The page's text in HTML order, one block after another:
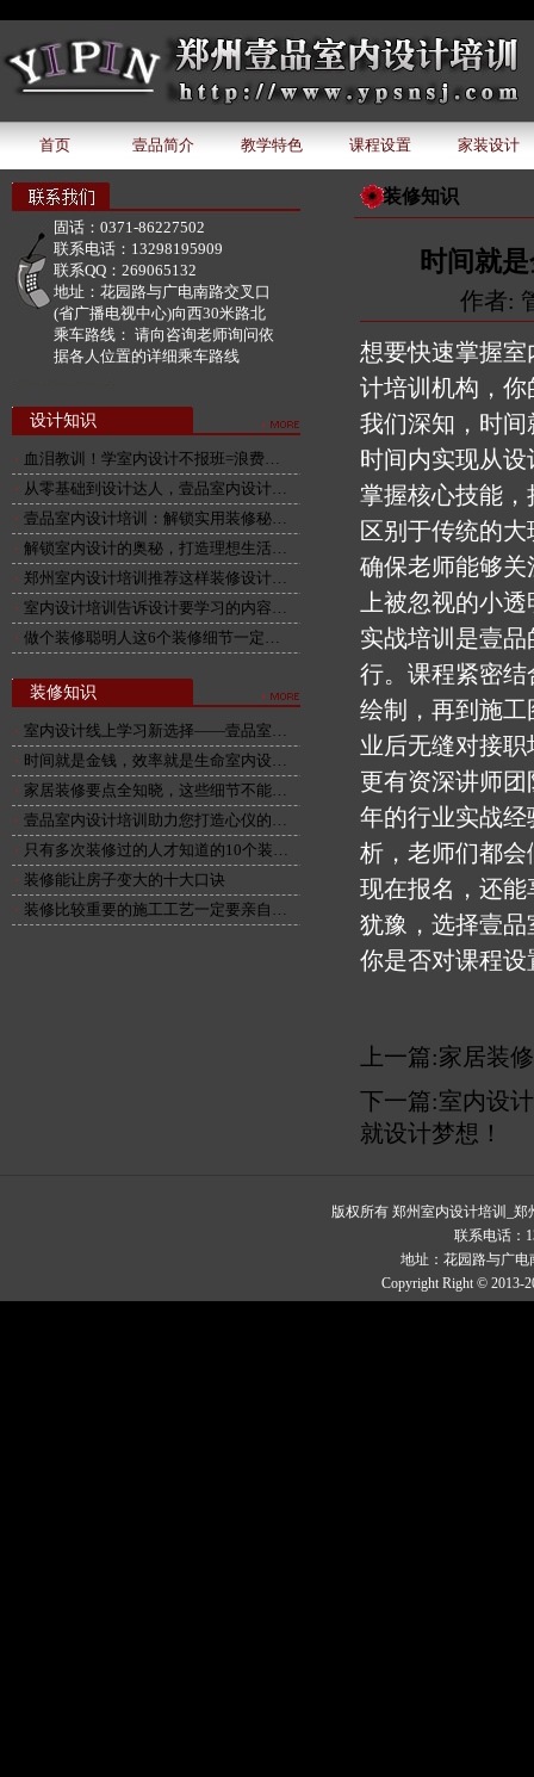
首页 壹品简介 教学特色 课程设置 家装设计
固话： 0371-86227502
联系电话： 13298195909
联系QQ： 269065132
地址： 花园路与广电南路交叉口
(省广播电视中心)向西30米路北
乘车路线： 请向咨询老师询问依
据各人位置的详细乘车路线
设计知识
血泪教训！学室内设计不报班=浪费…
从零基础到设计达人，壹品室内设计…
壹品室内设计培训：解锁实用装修秘…
解锁室内设计的奥秘，打造理想生活…
郑州室内设计培训推荐这样装修设计…
室内设计培训告诉设计要学习的内容…
做个装修聪明人这6个装修细节一定…
装修知识
室内设计线上学习新选择——壹品室…
时间就是金钱，效率就是生命室内设…
家居装修要点全知晓，这些细节不能…
壹品室内设计培训助力您打造心仪的…
只有多次装修过的人才知道的10个装…
装修能让房子变大的十大口诀
装修比较重要的施工工艺一定要亲自…
装修知识
时间就
作者:
想要快速掌握
计培训机构，
我们深知，时
时间内实现从
掌握核心技能
区别于传统的
确保老师能够
上被忽视的小
实战培训是壹
行。课程紧密
绘制，再到施
业后无缝对接职
更有资深讲师
年的行业实战
析，老师们都
现在报名，还
犹豫，选择壹
你是否对课程
上一篇:家居装
下一篇:室内设
就设计梦想！
版权所有 郑州室内设计培训_
联系电话：
地址：花园路与广电
Copyright Right © 2013-